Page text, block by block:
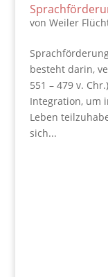
von Weiler
besteht darin,
551 – 479 v.
Integration, um
Leben
sich...